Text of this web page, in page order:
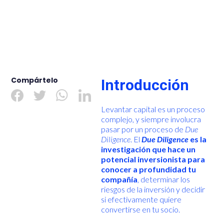
Compártelo Introducción
Levantar capital es un proceso
complejo, y siempre involucra
pasar por un proceso de Due
Diligence. ElDue Diligence es la
investigación que hace un
potencial inversionista para
conocer a profundidad tu
compañía, determinar los
riesgos de la inversión y decidir
si efectivamente quiere
convertirse en tu socio.